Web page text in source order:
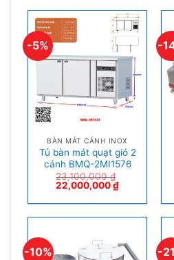
-5%
BÀN MÁT CÁNH INOX
Tủ bàn mát quạt gió 2
cánh BMQ-2MI1576
23,100,000₫
22,000,000₫
-
-10% -